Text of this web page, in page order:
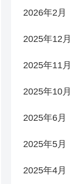
2026年2月
2025年12月
2025年11月
2025年10月
2025年6月
2025年5月
2025年4月